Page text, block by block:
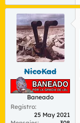
NicoKad
Baneado
Registro
25 May 2021